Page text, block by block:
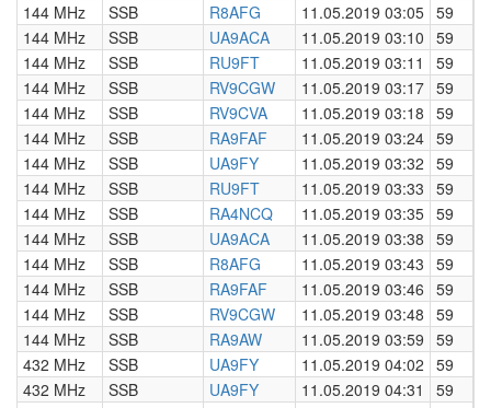
144 MHz
SSB R8AFG 11.05.2019 03:05 59
144 MHz
SSB UA9ACA 11.05.2019 03:10 59
144 MHz
SSB RU9FT 11.05.2019 03:11 59
144 MHz
SSB RV9CGW 11.05.2019 03:17 59
144 MHz
SSB RV9CVA 11.05.2019 03:18 59
144 MHz
SSB RA9FAF 11.05.2019 03:24 59
144 MHz
SSB UA9FY 11.05.2019 03:32 59
144 MHz
SSB RU9FT 11.05.2019 03:33 59
144 MHz
SSB RA4NCQ 11.05.2019 03:35 59
144 MHz
SSB UA9ACA 11.05.2019 03:38 59
144 MHz
SSB R8AFG 11.05.2019 03:43 59
144 MHz
SSB RA9FAF 11.05.2019 03:46 59
144 MHz
SSB RV9CGW 11.05.2019 03:48 59
144 MHz
SSB RA9AW 11.05.2019 03:59 59
432 MHz
SSB UA9FY 11.05.2019 04:02 59
432 MHz
SSB UA9FY 11.05.2019 04:31 59